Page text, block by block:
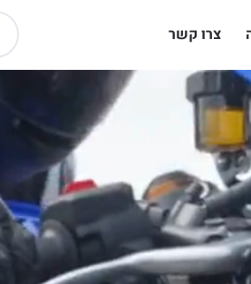
צרו קשר